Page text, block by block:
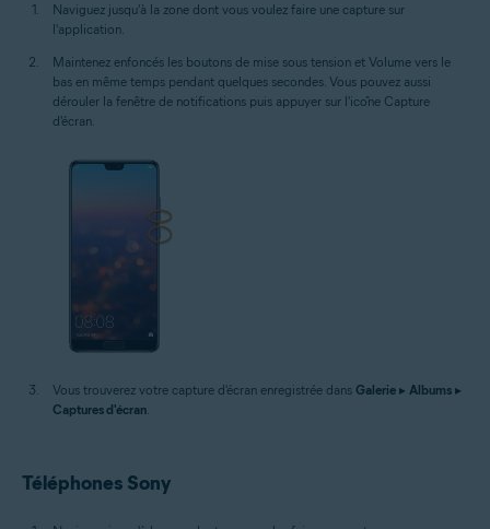
Naviguez jusqu'à la zone dont vous voulez faire une capture sur
l'application.
Maintenez enfoncés les boutons de mise sous tension et Volume vers le
bas en même temps pendant quelques secondes. Vous pouvez aussi
dérouler la fenêtre de notifications puis appuyer sur l'icône Capture
d'écran.
Vous trouverez votre capture d'écran enregistrée dans Galerie ▸ Albums ▸
Captures d'écran.
Téléphones Sony